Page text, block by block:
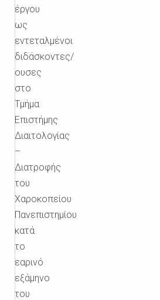
έργου
ως
εντεταλμένοι
διδάσκοντες/
ουσες
στο
Τμήμα
Επιστήμης
Διαιτολογίας
–
Διατροφής
του
Χαροκοπείου
Πανεπιστημίου
κατά
το
εαρινό
εξάμηνο
του